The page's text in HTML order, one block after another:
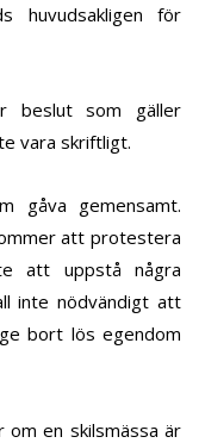
huvudsakligen för
beslut som gäller
vara skriftligt.
gåva gemensamt.
att protestera
att uppstå några
inte nödvändigt att
bort lös egendom
om en skilsmässa är